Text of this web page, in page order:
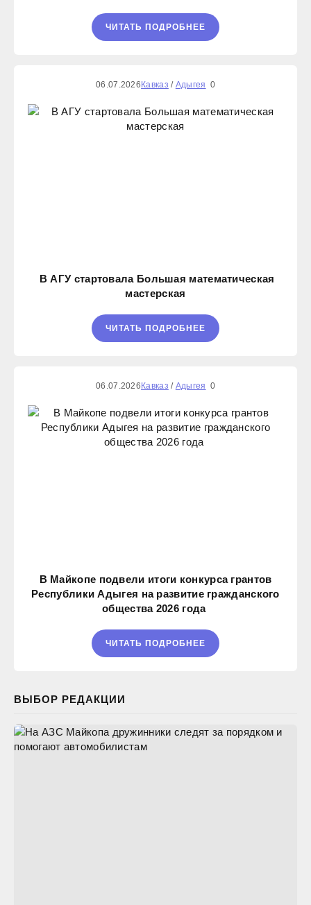
ЧИТАТЬ ПОДРОБНЕЕ
06.07.2026Кавказ / Адыгея 0
В АГУ стартовала Большая математическая
мастерская
ЧИТАТЬ ПОДРОБНЕЕ
06.07.2026Кавказ / Адыгея 0
В Майкопе подвели итоги конкурса грантов
Республики Адыгея на развитие гражданского
общества 2026 года
ЧИТАТЬ ПОДРОБНЕЕ
ВЫБОР РЕДАКЦИИ